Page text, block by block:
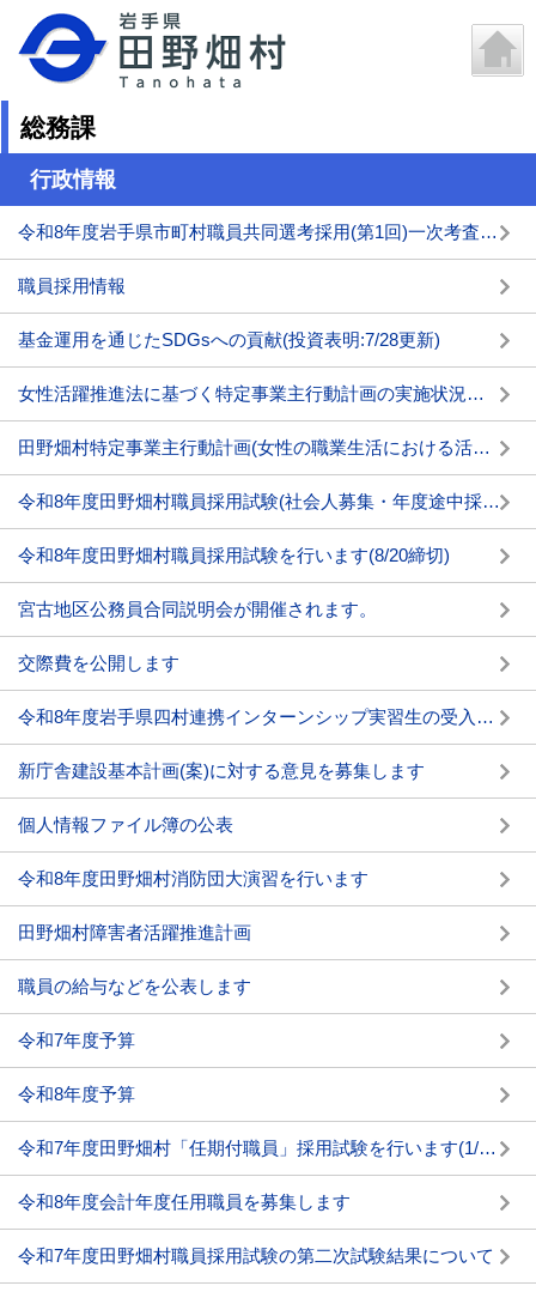
総務課
行政情報
令和8年度岩手県市町村職員共同選考採用(第1回)一次考査の結果について
職員採用情報
基金運用を通じたSDGsへの貢献(投資表明:7/28更新)
女性活躍推進法に基づく特定事業主行動計画の実施状況及び女性の職業選択に資する情報の公表について
田野畑村特定事業主行動計画(女性の職業生活における活躍の推進に関する法律)
令和8年度田野畑村職員採用試験(社会人募集・年度途中採用)を行います(11/2締切)
令和8年度田野畑村職員採用試験を行います(8/20締切)
宮古地区公務員合同説明会が開催されます。
交際費を公開します
令和8年度岩手県四村連携インターンシップ実習生の受入れについて
新庁舎建設基本計画(案)に対する意見を募集します
個人情報ファイル簿の公表
令和8年度田野畑村消防団大演習を行います
田野畑村障害者活躍推進計画
職員の給与などを公表します
令和7年度予算
令和8年度予算
令和7年度田野畑村「任期付職員」採用試験を行います(1/30締切)
令和8年度会計年度任用職員を募集します
令和7年度田野畑村職員採用試験の第二次試験結果について